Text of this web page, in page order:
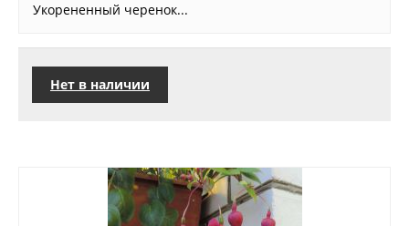
Укорененный черенок...
Нет в наличии